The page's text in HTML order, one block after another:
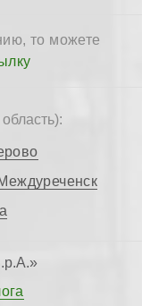
то можете